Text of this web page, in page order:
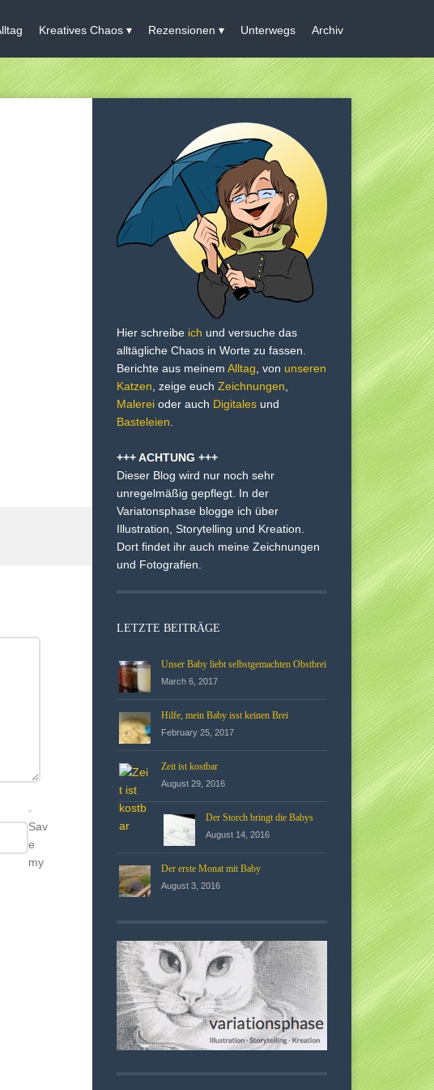
Kreatives Chaos Rezensionen Unterwegs Archiv
Sav
e
my
Hier schreibe ich und versuche das
alltägliche Chaos in Worte zu fassen.
Berichte aus meinem Alltag , von unseren
Katzen , zeige euch Zeichnungen
Malerei oder auch Digitales und
Basteleien
+++ ACHTUNG +++
Dieser Blog wird nur noch sehr
unregelmäßig gepflegt. In der
Variatonsphase blogge ich über
Illustration, Storytelling und Kreation.
Dort findet ihr auch meine Zeichnungen
und Fotografien.
LETZTE BEITRÄGE
Unser Baby liebt selbstgemachten Obstbrei
March 6, 2017
Hilfe, mein Baby isst keinen Brei
February 25, 2017
Zeit ist kostbar
August 29, 2016
Der Storch bringt die Babys
August 14, 2016
Der erste Monat mit Baby
August 3, 2016